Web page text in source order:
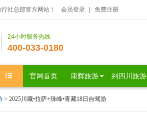
社总部官方网站！ 会员登录 免费注册
24小时服务热线
400-033-0180
官网首页 康辉旅游 到四川旅游
> 2025川藏•拉萨+珠峰•青藏18日自驾游